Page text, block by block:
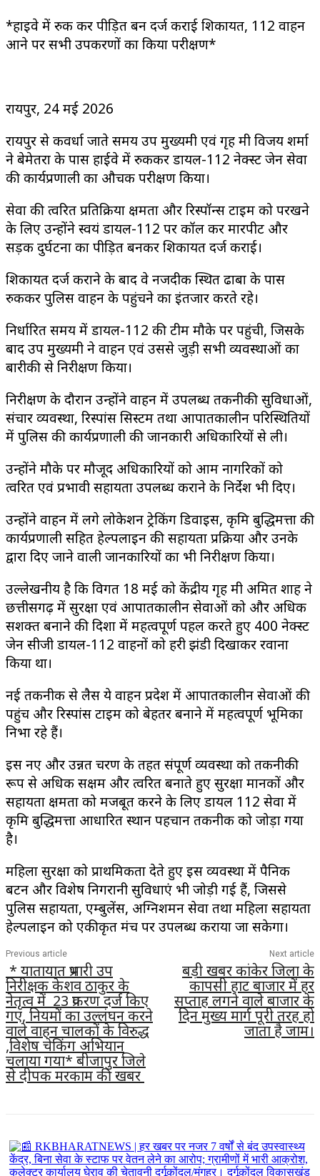
*हाइवे में रुक कर पीड़ित बन दर्ज कराई शिकायत, 112 वाहन
आने पर सभी उपकरणों का किया परीक्षण*
रायपुर, 24 मई 2026
रायपुर से कवर्धा जाते समय उप मुख्यमंत्री एवं गृह मंत्री विजय शर्मा
ने बेमेतरा के पास हाईवे में रुककर डायल-112 नेक्स्ट जेन सेवा
की कार्यप्रणाली का औचक परीक्षण किया।
सेवा की त्वरित प्रतिक्रिया क्षमता और रिस्पॉन्स टाइम को परखने
के लिए उन्होंने स्वयं डायल-112 पर कॉल कर मारपीट और
सड़क दुर्घटना का पीड़ित बनकर शिकायत दर्ज कराई।
शिकायत दर्ज कराने के बाद वे नजदीक स्थित ढाबा के पास
रुककर पुलिस वाहन के पहुंचने का इंतजार करते रहे।
निर्धारित समय में डायल-112 की टीम मौके पर पहुंची, जिसके
बाद उप मुख्यमंत्री ने वाहन एवं उससे जुड़ी सभी व्यवस्थाओं का
बारीकी से निरीक्षण किया।
निरीक्षण के दौरान उन्होंने वाहन में उपलब्ध तकनीकी सुविधाओं,
संचार व्यवस्था, रिस्पांस सिस्टम तथा आपातकालीन परिस्थितियों
में पुलिस की कार्यप्रणाली की जानकारी अधिकारियों से ली।
उन्होंने मौके पर मौजूद अधिकारियों को आम नागरिकों को
त्वरित एवं प्रभावी सहायता उपलब्ध कराने के निर्देश भी दिए।
उन्होंने वाहन में लगे लोकेशन ट्रेकिंग डिवाइस, कृत्रिम बुद्धिमत्ता की
कार्यप्रणाली सहित हेल्पलाइन की सहायता प्रक्रिया और उनके
द्वारा दिए जाने वाली जानकारियों का भी निरीक्षण किया।
उल्लेखनीय है कि विगत 18 मई को केंद्रीय गृह मंत्री अमित शाह ने
छत्तीसगढ़ में सुरक्षा एवं आपातकालीन सेवाओं को और अधिक
सशक्त बनाने की दिशा में महत्वपूर्ण पहल करते हुए 400 नेक्स्ट
जेन सीजी डायल-112 वाहनों को हरी झंडी दिखाकर रवाना
किया था।
नई तकनीक से लैस ये वाहन प्रदेश में आपातकालीन सेवाओं की
पहुंच और रिस्पांस टाइम को बेहतर बनाने में महत्वपूर्ण भूमिका
निभा रहे हैं।
इस नए और उन्नत चरण के तहत संपूर्ण व्यवस्था को तकनीकी
रूप से अधिक सक्षम और त्वरित बनाते हुए सुरक्षा मानकों और
सहायता क्षमता को मजबूत करने के लिए डायल 112 सेवा में
कृत्रिम बुद्धिमत्ता आधारित स्थान पहचान तकनीक को जोड़ा गया
है।
महिला सुरक्षा को प्राथमिकता देते हुए इस व्यवस्था में पैनिक
बटन और विशेष निगरानी सुविधाएं भी जोड़ी गई हैं, जिससे
पुलिस सहायता, एम्बुलेंस, अग्निशमन सेवा तथा महिला सहायता
हेल्पलाइन को एकीकृत मंच पर उपलब्ध कराया जा सकेगा।
Previous article
* यातायात प्रभारी उप
निरीक्षक केशव ठाकुर के
नेतृत्व में 23 प्रकरण दर्ज किए
गए, नियमों का उल्लंघन करने
वाले वाहन चालकों के विरुद्ध
,विशेष चेकिंग अभियान
चलाया गया* बीजापुर जिले
से दीपक मरकाम की खबर
Next article
बड़ी खबर कांकेर जिला के
कापसी हाट बाजार में हर
सप्ताह लगने वाले बाजार के
दिन मुख्य मार्ग पूरी तरह हो
जाता है जाम।